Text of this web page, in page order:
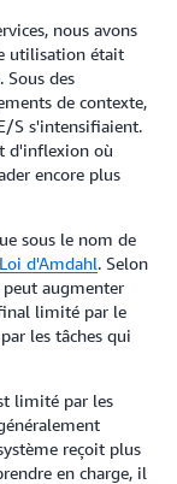
nous avons
utilisation était
Sous des
de contexte,
S s'intensifiaient.
d'inflexion où
encore plus
sous le nom de
Loi d'Amdahl. Selon
augmenter
limité par le
les tâches qui
limité par les
reçoit plus
en charge, il